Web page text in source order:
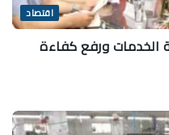
اقتصاد
الخدمات ورفع كفاءة